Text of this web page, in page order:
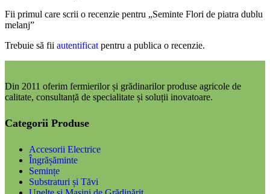
Fii primul care scrii o recenzie pentru „Seminte Flori de piatra dublu
melanj”
Trebuie să fii autentificat pentru a publica o recenzie.
Din 2011 oferim fermierilor și grădinarilor produse agricole de
calitate, consultanță de specialitate și soluții inovatoare.
Categorii Produse
Accesorii Electrice
Îngrășăminte
Semințe
Substraturi și Tăvi